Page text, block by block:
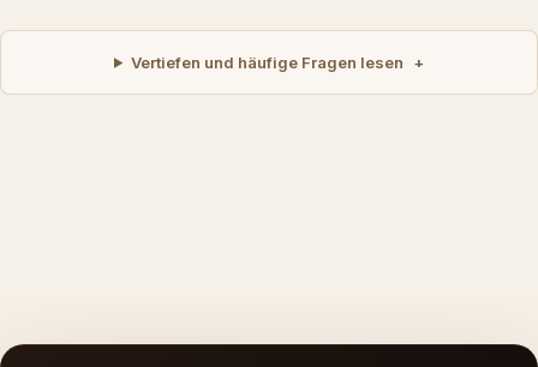
Vertiefen und häufige Fragen lesen +